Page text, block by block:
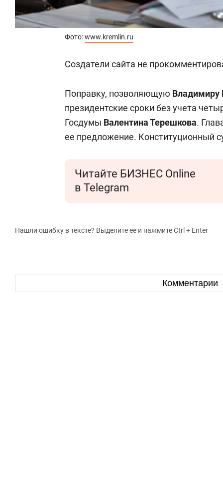
Фото:www.kremlin.ru
Создатели сайта не
Поправку, позволяющую Владимиру
президентские сроки без учета
Госдумы Валентина Терешкова.
ее предложение. Конституционный
Читайте БИЗНЕС Online
в Telegram
Нашли ошибку в тексте? Выделите ее и нажмите Ctrl + Enter
Комментарии